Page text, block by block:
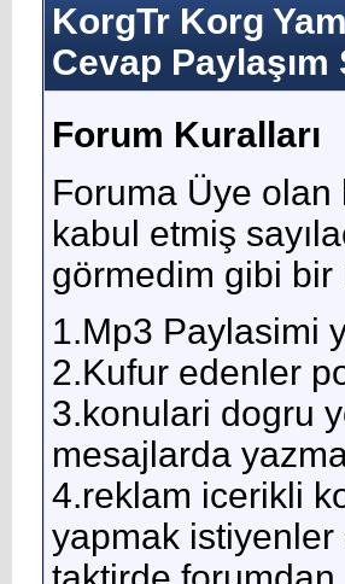
KorgTr Korg
Cevap
Forum Kuralları
Foruma Üye
kabul etmiş
görmedim gibi
1.Mp3 Paylasimi
2.Kufur edenler
3.konulari dogru
mesajlarda
4.reklam icerikli
yapmak